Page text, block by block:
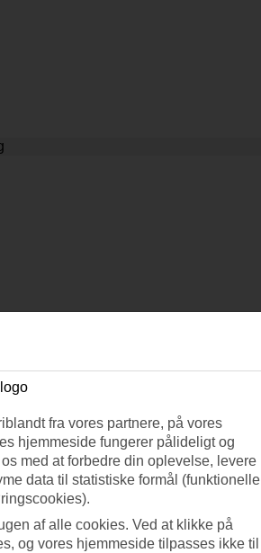
fra vores partnere, på vores
hjemmeside fungerer pålideligt og
med at forbedre din oplevelse, levere
data til statistiske formål (funktionelle
af alle cookies. Ved at klikke på
og vores hjemmeside tilpasses ikke til